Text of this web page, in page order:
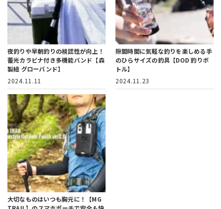
夜釣りや早朝釣りの視認性が向上！
蓄光カラビナ付き多機能バンド【森
製紐 グローバンド】
2024.11.11
隙間時間に気軽な釣りを楽しめる手
のひらサイズの釣具【DOD 釣りボ
トル】
2024.11.23
大切なものはいつも胸元に！
【MG